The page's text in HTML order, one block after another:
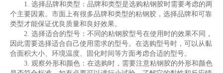
1. 选择品牌和类型：品牌和类型是选购粘钢胶时需要考虑的两
个主要因素。市面上有很多品牌和类型的粘钢胶，选择品牌和可靠
类型才能保证优良质量和良好效果。
2. 选择适合的型号：不同的粘钢胶型号在使用时的效果不同，
因此需要选择适合自己使用需求的型号。在选购型号时，可以从黏
合面积大小、环境温度、固化时间等方面考虑合适的型号。
3. 观察外形和颜色：在选购时，需要注意粘钢胶的外形和颜色